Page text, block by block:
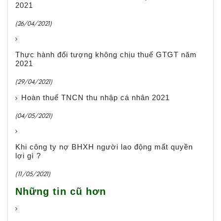
2021
(26/04/2021)
Thực hành đối tượng không chịu thuế GTGT năm
2021
(29/04/2021)
Hoàn thuế TNCN thu nhập cá nhân 2021
(04/05/2021)
Khi công ty nợ BHXH người lao động mất quyền
lợi gì ?
(11/05/2021)
Những tin cũ hơn